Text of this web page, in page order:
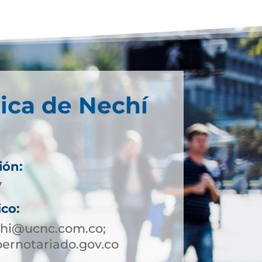
de Nechí